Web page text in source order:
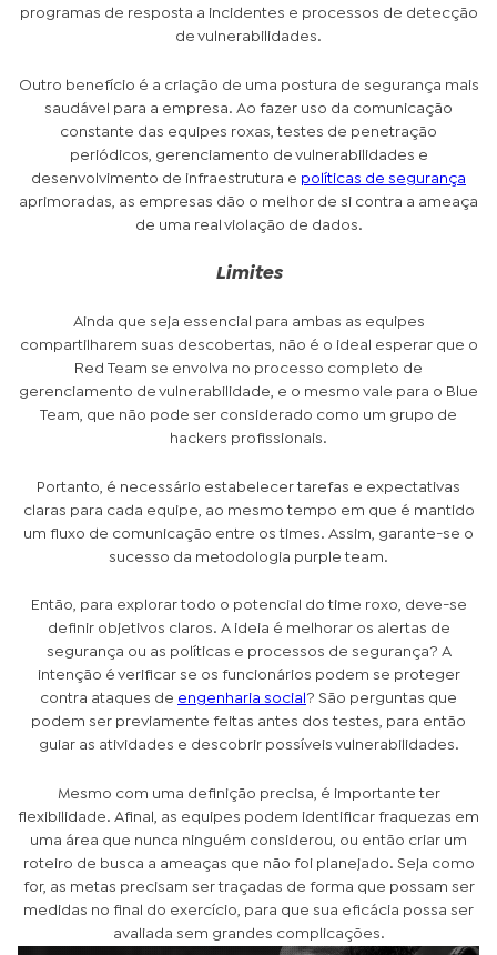
programas de resposta a incidentes e processos de detecção
de vulnerabilidades.
Outro benefício é a criação de uma postura de segurança mais
saudável para a empresa. Ao fazer uso da comunicação
constante das equipes roxas, testes de penetração
periódicos, gerenciamento de vulnerabilidades e
desenvolvimento de infraestrutura e políticas de segurança
aprimoradas, as empresas dão o melhor de si contra a ameaça
de uma real violação de dados.
Limites
Ainda que seja essencial para ambas as equipes
compartilharem suas descobertas, não é o ideal esperar que o
Red Team se envolva no processo completo de
gerenciamento de vulnerabilidade, e o mesmo vale para o Blue
Team, que não pode ser considerado como um grupo de
hackers profissionais.
Portanto, é necessário estabelecer tarefas e expectativas
claras para cada equipe, ao mesmo tempo em que é mantido
um fluxo de comunicação entre os times. Assim, garante-se o
sucesso da metodologia purple team.
Então, para explorar todo o potencial do time roxo, deve-se
definir objetivos claros. A ideia é melhorar os alertas de
segurança ou as políticas e processos de segurança? A
intenção é verificar se os funcionários podem se proteger
contra ataques de engenharia social ? São perguntas que
podem ser previamente feitas antes dos testes, para então
guiar as atividades e descobrir possíveis vulnerabilidades.
Mesmo com uma definição precisa, é importante ter
flexibilidade. Afinal, as equipes podem identificar fraquezas em
uma área que nunca ninguém considerou, ou então criar um
roteiro de busca a ameaças que não foi planejado. Seja como
for, as metas precisam ser traçadas de forma que possam ser
medidas no final do exercício, para que sua eficácia possa ser
avaliada sem grandes complicações.